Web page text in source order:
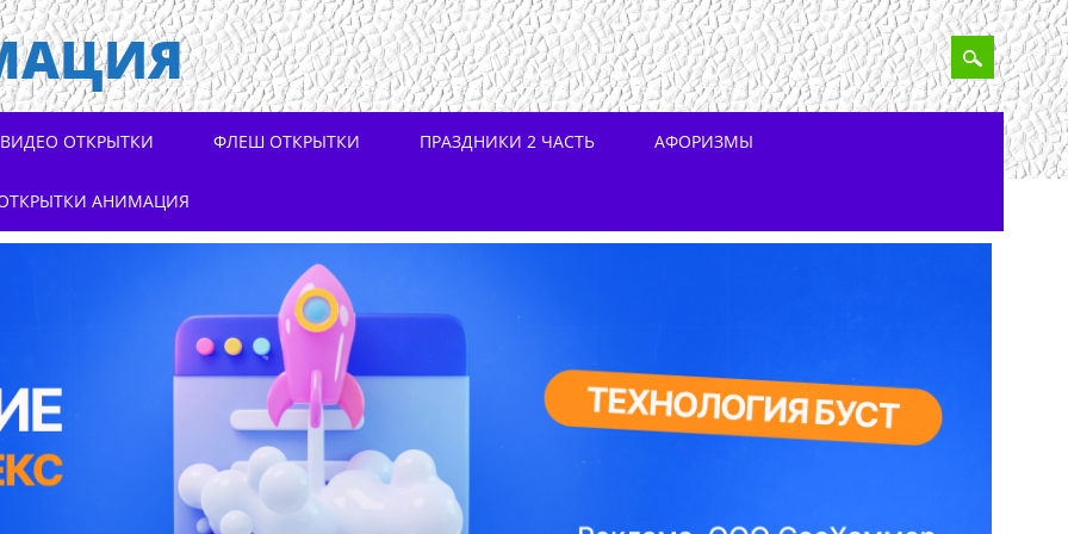
ВИДЕО ОТКРЫТКИ ФЛЕШ ОТКРЫТКИ ПРАЗДНИКИ 2 ЧАСТЬ АФОРИЗМЫ
АНИМАЦИЯ